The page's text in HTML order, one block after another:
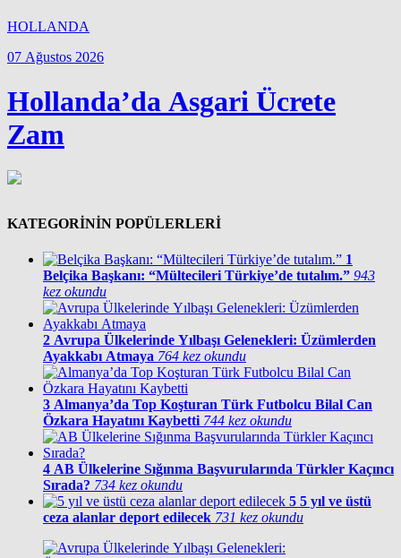
HOLLANDA
07 Ağustos 2026
Hollanda’da Asgari Ücrete
Zam
KATEGORİNİN POPÜLERLERİ
1
Belçika Başkanı: “Mültecileri Türkiye’de tutalım.” 943
kez okundu
2 Avrupa Ülkelerinde Yılbaşı Gelenekleri: Üzümlerden
Ayakkabı Atmaya 764 kez okundu
3 Almanya’da Top Koşturan Türk Futbolcu Bilal Can
Özkara Hayatını Kaybetti 744 kez okundu
4 AB Ülkelerine Sığınma Başvurularında Türkler Kaçıncı
Sırada? 734 kez okundu
5 5 yıl ve üstü
ceza alanlar deport edilecek 731 kez okundu